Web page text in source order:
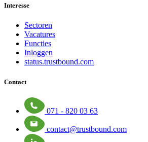
Interesse
Sectoren
Vacatures
Functies
Inloggen
status.trustbound.com
Contact
071 - 820 03 63
contact@trustbound.com